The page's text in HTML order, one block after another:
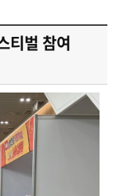
공모전
티벌 참여